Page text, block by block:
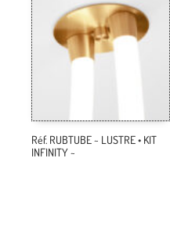
Réf. RUBTUBE ~ LUSTRE • KIT
INFINITY ~